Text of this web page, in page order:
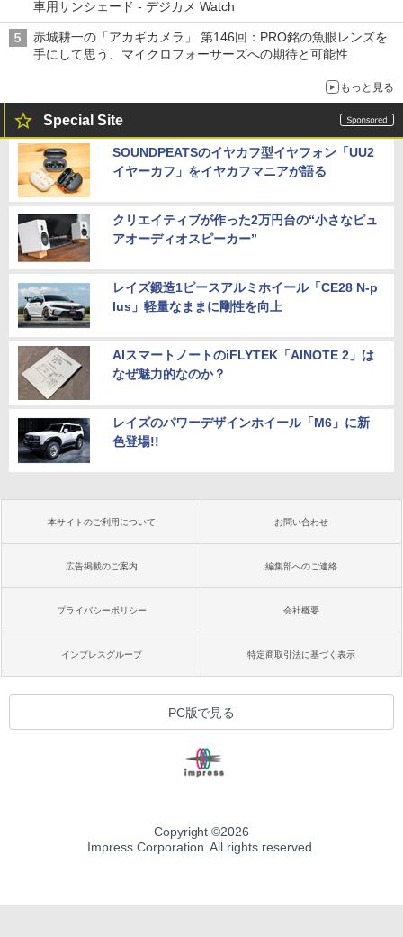
車用サンシェード - デジカメ Watch
赤城耕一の「アカギカメラ」 第146回：PRO銘の魚眼レンズを
手にして思う、マイクロフォーサーズへの期待と可能性
もっと見る
Special Site
SOUNDPEATSのイヤカフ型イヤフォン「UU2
イヤーカフ」をイヤカフマニアが語る
クリエイティブが作った2万円台の“小さなピュ
アオーディオスピーカー”
レイズ鍛造1ピースアルミホイール「CE28 N-p
lus」軽量なままに剛性を向上
AIスマートノートのiFLYTEK「AINOTE 2」は
なぜ魅力的なのか？
レイズのパワーデザインホイール「M6」に新
色登場!!
本サイトのご利用について お問い合わせ
広告掲載のご案内 編集部へのご連絡
プライバシーポリシー 会社概要
インプレスグループ 特定商取引法に基づく表示
PC版で見る
Copyright ©2026
Impress Corporation. All rights reserved.